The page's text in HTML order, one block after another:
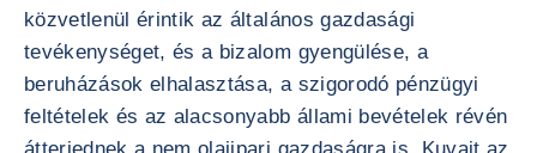
közvetlenül érintik az általános gazdasági
tevékenységet, és a bizalom gyengülése, a
beruházások elhalasztása, a szigorodó pénzügyi
feltételek és az alacsonyabb állami bevételek révén